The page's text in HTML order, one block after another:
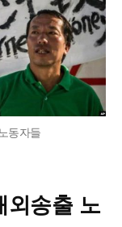
동자들
외송출 노